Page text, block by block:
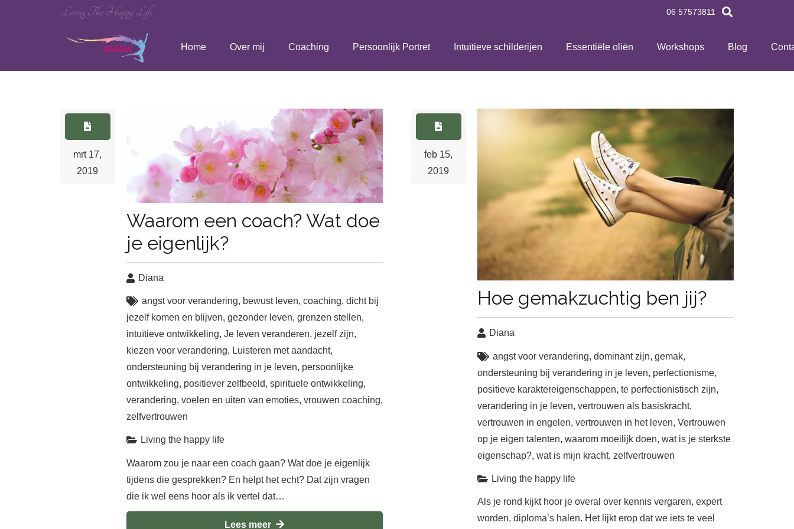
Living The Happy Life 06 57573811
Home Over mij Coaching Persoonlijk Portret Intuïtieve schilderijen Essentiële oliën Workshops Blog
mrt 17,
2019
Waarom een coach? Wat doe
je eigenlijk?
Diana
angst voor verandering, bewust leven,coaching,dicht bij
jezelf komen en blijven, gezonder leven, grenzen stellen,
intuïtieve ontwikkeling, Je leven veranderen, jezelf zijn,
kiezen voor verandering, Luisteren met aandacht,
ondersteuning bij verandering in je leven, persoonlijke
ontwikkeling, positiever zelfbeeld, spirituele ontwikkeling,
verandering, voelen en uiten van emoties, vrouwen coaching,
zelfvertrouwen
Living the happy life
Waarom zou je naar een coach gaan? Wat doe je eigenlijk
tijdens die gesprekken? En helpt het echt? Dat zijn vragen
die ik wel eens hoor als ik vertel dat…
Lees meer
feb 15,
2019
Hoe gemakzuchtig ben jij?
Diana
angst voor verandering,dominant zijn,gemak,
ondersteuning bij verandering in je leven, perfectionisme,
positieve karaktereigenschappen, te perfectionistisch zijn,
verandering in je leven, vertrouwen als basiskracht,
vertrouwen in engelen, vertrouwen in het leven, Vertrouwen
op je eigen talenten, waarom moeilijk doen, wat is je sterkste
eigenschap?, wat is mijn kracht, zelfvertrouwen
Living the happy life
Als je rond kijkt hoor je overal over kennis vergaren, expert
worden, diploma’s halen. Het lijkt erop dat we iets te veel